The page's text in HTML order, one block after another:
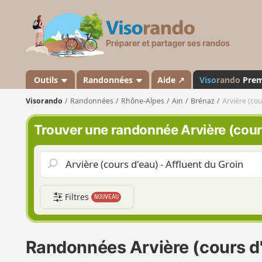
s
a
n
d
o
Outils Randonnées Aide ↗ Visorando
Visorando Randonnées Rhône-Alpes Ain Brénaz Arvière
Trouver une randonnée Arvière
Filtres NOUVEAU
Randonnées Arvière (cours